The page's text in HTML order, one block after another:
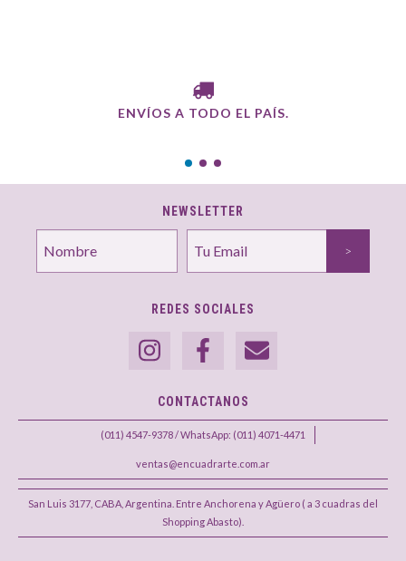
ENVÍOS A TODO EL PAÍS.
NEWSLETTER
REDES SOCIALES
CONTACTANOS
(011) 4547-9378 / WhatsApp: (011) 4071-4471
ventas@encuadrarte.com.ar
San Luis 3177, CABA, Argentina. Entre Anchorena y Agüero ( a 3 cuadras del
Shopping Abasto).